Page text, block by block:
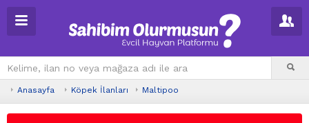
Anasayfa Köpek İlanları Maltipoo